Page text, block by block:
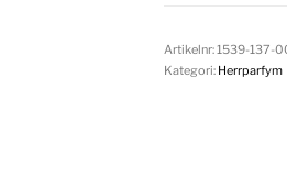
Artikelnr:1539-137-
Kategori: Herrparfym